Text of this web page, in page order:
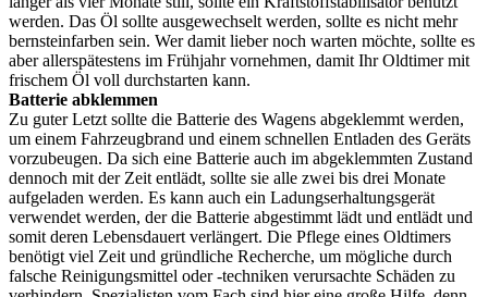
werden. Das Öl sollte ausgewechselt werden, sollte es nicht mehr
bernsteinfarben sein. Wer damit lieber noch warten möchte, sollte es
aber allerspätestens im Frühjahr vornehmen, damit Ihr Oldtimer mit
frischem Öl voll durchstarten kann.
Batterie abklemmen
Zu guter Letzt sollte die Batterie des Wagens abgeklemmt werden,
um einem Fahrzeugbrand und einem schnellen Entladen des Geräts
vorzubeugen. Da sich eine Batterie auch im abgeklemmten Zustand
dennoch mit der Zeit entlädt, sollte sie alle zwei bis drei Monate
aufgeladen werden. Es kann auch ein Ladungserhaltungsgerät
verwendet werden, der die Batterie abgestimmt lädt und entlädt und
somit deren Lebensdauert verlängert. Die Pflege eines Oldtimers
benötigt viel Zeit und gründliche Recherche, um mögliche durch
falsche Reinigungsmittel oder -techniken verursachte Schäden zu